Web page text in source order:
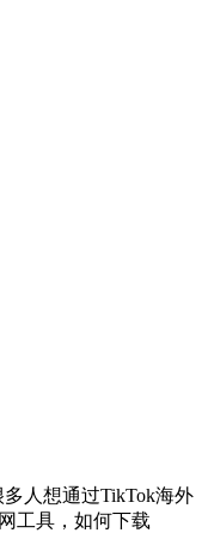
人想通过TikTok海外
工具，如何下载